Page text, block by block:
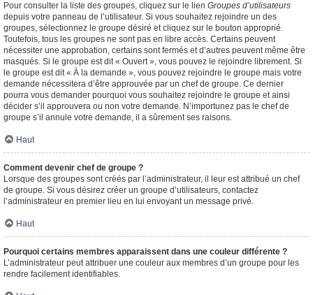
Pour consulter la liste des groupes, cliquez sur le lien Groupes d’utilisateurs
depuis votre panneau de l’utilisateur. Si vous souhaitez rejoindre un des
groupes, sélectionnez le groupe désiré et cliquez sur le bouton approprié.
Toutefois, tous les groupes ne sont pas en libre accès. Certains peuvent
nécessiter une approbation, certains sont fermés et d’autres peuvent même être
masqués. Si le groupe est dit « Ouvert », vous pouvez le rejoindre librement. Si
le groupe est dit « À la demande », vous pouvez rejoindre le groupe mais votre
demande nécessitera d’être approuvée par un chef de groupe. Ce dernier
pourra vous demander pourquoi vous souhaitez rejoindre le groupe et ainsi
décider s’il approuvera ou non votre demande. N’importunez pas le chef de
groupe s’il annule votre demande, il a sûrement ses raisons.
Haut
Comment devenir chef de groupe ?
Lorsque des groupes sont créés par l’administrateur, il leur est attribué un chef
de groupe. Si vous désirez créer un groupe d’utilisateurs, contactez
l’administrateur en premier lieu en lui envoyant un message privé.
Haut
Pourquoi certains membres apparaissent dans une couleur différente ?
L’administrateur peut attribuer une couleur aux membres d’un groupe pour les
rendre facilement identifiables.